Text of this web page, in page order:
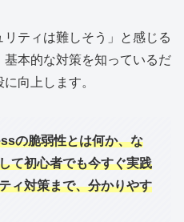
リティは難しそう」と感じる
本的な対策を知っているだ
向上します。
の脆弱性とは何か、な
て初心者でも今すぐ実践
ィ対策まで、分かりやす